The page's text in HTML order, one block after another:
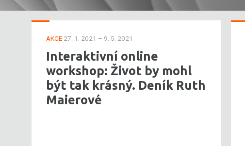
AKCE 27. 1. 2021 – 9. 5. 2021
Interaktivní online
workshop: Život by mohl
být tak krásný. Deník Ruth
Maierové